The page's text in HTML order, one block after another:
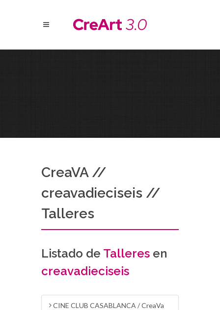
CreaVA //
creavadieciseis //
Talleres
Listado de Talleres en
creavadieciseis
CINE CLUB CASABLANCA / CreaVa